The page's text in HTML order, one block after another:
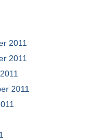
2011
2011
2011